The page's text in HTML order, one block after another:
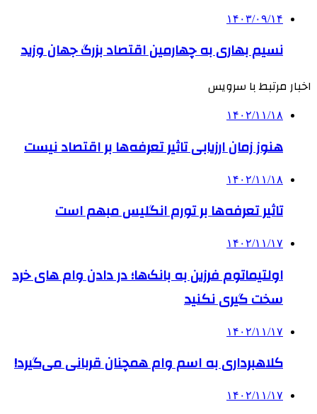
۱۴۰۳/۰۹/۱۴
نسیم بهاری به چهارمین اقتصاد بزرگ جهان وزید
اخبار مرتبط با سرویس
۱۴۰۲/۱۱/۱۸
هنوز زمان ارزیابی تاثیر تعرفه‌ها بر اقتصاد نیست
۱۴۰۲/۱۱/۱۸
تاثیر تعرفه‎‌ها بر تورم انگلیس مبهم است
۱۴۰۲/۱۱/۱۷
اولتیماتوم فرزین به بانک‌ها؛ در دادن وام های خرد
سخت گیری نکنید
۱۴۰۲/۱۱/۱۷
کلاهبرداری به اسم وام‌ همچنان قربانی می‌گیرد!
۱۴۰۲/۱۱/۱۷